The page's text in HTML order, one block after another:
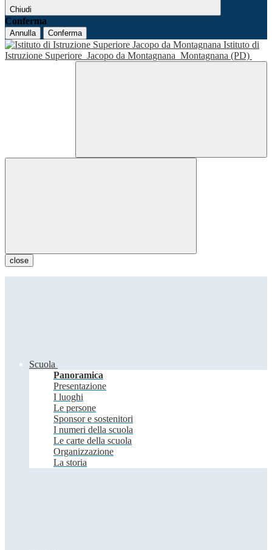
Chiudi
Conferma
Annulla Conferma
Istituto di
Istruzione Superiore Jacopo da Montagnana Montagnana (PD)
close
Scuola
Panoramica
Presentazione
I luoghi
Le persone
Sponsor e sostenitori
I numeri della scuola
Le carte della scuola
Organizzazione
La storia